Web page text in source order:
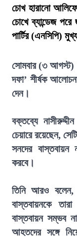
চোখ হারানো
চোখে ব্যান্ডেজ
পার্টির (এনসিপি)
সোমবার (৩ আগস্ট)
দফা’ শীর্ষক
দেন।
বক্তব্যে
চেয়ারে রয়েছেন,
সনদের
করবে।
তিনি আরও বলেন,
বাস্তবায়নকে
বাস্তবায়ন সম্ভব
আহতদের সঙ্গে